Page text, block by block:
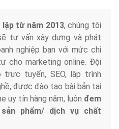
từ năm 2013, chúng tôi
tư vấn xây dựng và phát
nghiệp bạn với mức chi
cho marketing online. Đội
tuyến, SEO, lập trình
được đào tạo bài bản tại
uy tín hàng năm, luôn đem
phẩm/ dịch vụ chất